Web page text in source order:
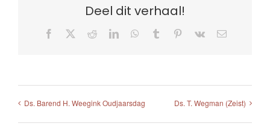
Deel dit verhaal!
Facebook RedditLinkedInWhatsApp
Tumblr Pinterest
Vk
E-
Ds. Barend H. Weegink Oudjaarsdag Ds. T. Wegman (Zeist)